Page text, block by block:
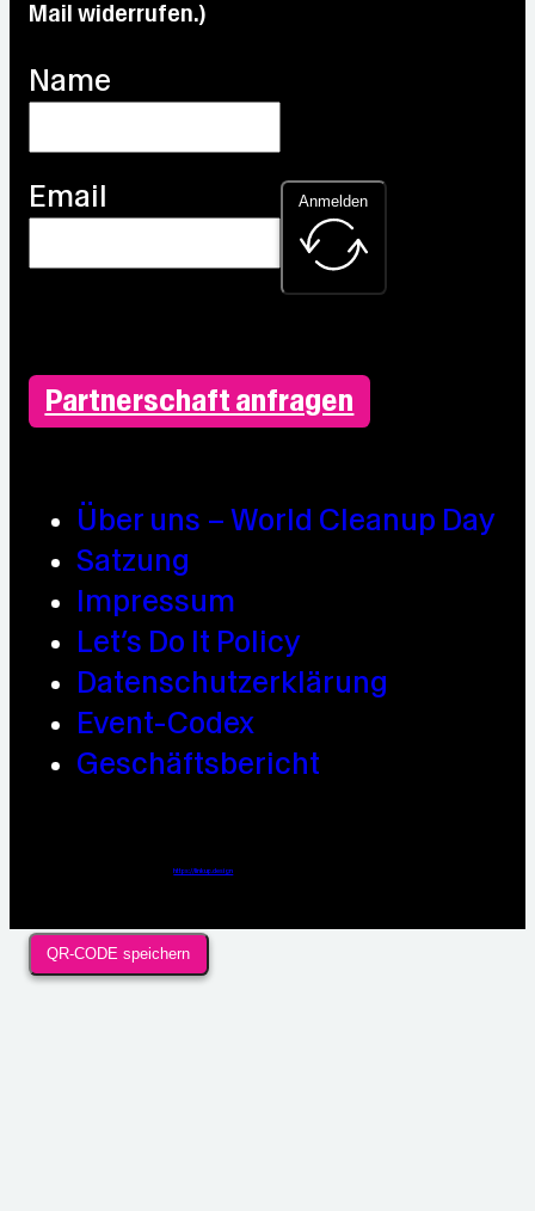
Partnerschaft anfragen
Über uns – World Cleanup Day
Satzung
Impressum
Let’s Do It Policy
Datenschutzerklärung
Event-Codex
Geschäftsbericht
Mail widerrufen.)
Name
Email Anmelden
https://linkup.design
QR-CODE speichern